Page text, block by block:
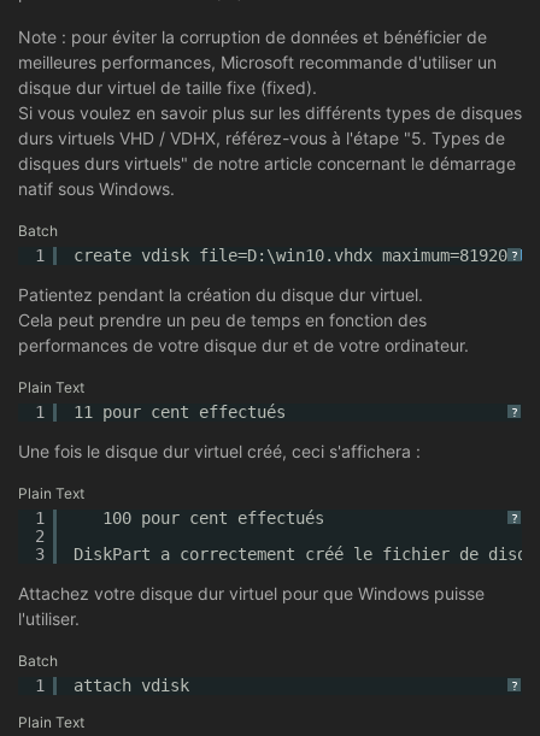
Note : pour éviter la corruption de données et bénéficier de
meilleures performances, Microsoft recommande d'utiliser un
disque dur virtuel de taille fixe (fixed).
Si vous voulez en savoir plus sur les différents types de disques
durs virtuels VHD / VDHX, référez-vous à l'étape "5. Types de
disques durs virtuels" de notre article concernant le démarrage
natif sous Windows.
Batch
?
1 create vdisk file=D:\win10.vhdx maximum=81920
Patientez pendant la création du disque dur virtuel.
Cela peut prendre un peu de temps en fonction des
performances de votre disque dur et de votre ordinateur.
Plain Text
?
1 11 pour cent effectués
Une fois le disque dur virtuel créé, ceci s'affichera :
Plain Text
?
1
2
3
100 pour cent effectués
DiskPart a correctement créé le fichier de
Attachez votre disque dur virtuel pour que Windows puisse
l'utiliser.
Batch
?
1 attach vdisk
Plain Text